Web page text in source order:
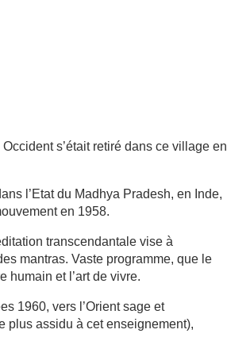
s’était retiré dans ce village en
l’Etat du Madhya Pradesh, en Inde,
en 1958.
transcendantale vise à
mantras. Vaste programme, que le
humain et l’art de vivre.
1960, vers l’Orient sage et
plus assidu à cet enseignement),